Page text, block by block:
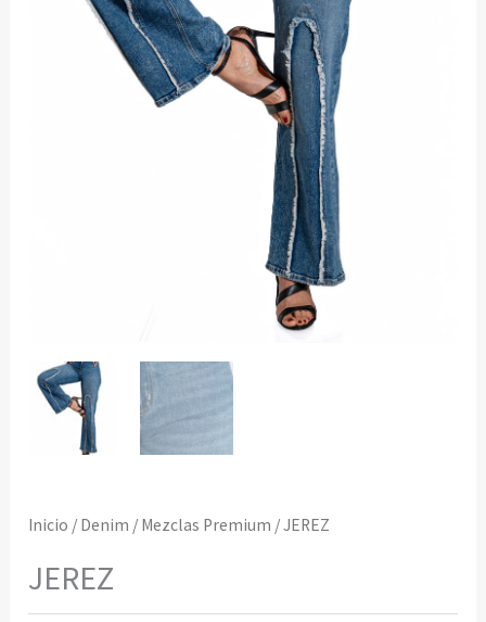
Inicio / Denim / Mezclas Premium / JEREZ
JEREZ